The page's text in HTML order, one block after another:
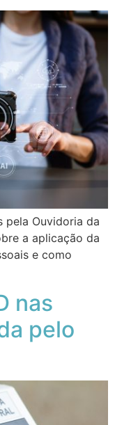
pela Ouvidoria da
a aplicação da
e como
nas
pelo